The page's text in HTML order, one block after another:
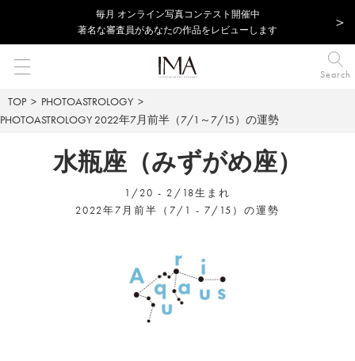
毎⽉ オンライン写真コンテスト開催中
著名な審査員があなたの作品をレビューします
Search
TOP
PHOTOASTROLOGY
PHOTOASTROLOGY 2022年7月前半（7/1～7/15）の運勢
水瓶座（みずがめ座）
1/20 - 2/18生まれ
2022年7月前半（7/1 - 7/15）の運勢